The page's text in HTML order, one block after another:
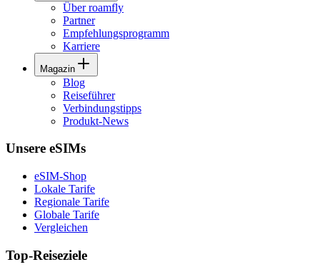
Über roamfly
Partner
Empfehlungsprogramm
Karriere
Magazin
Blog
Reiseführer
Verbindungstipps
Produkt-News
Unsere eSIMs
eSIM-Shop
Lokale Tarife
Regionale Tarife
Globale Tarife
Vergleichen
Top-Reiseziele